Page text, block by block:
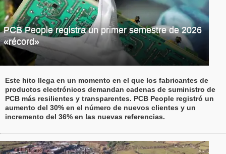
PCB People registra un primer semestre de 2026
«récord»
Este hito llega en un momento en el que los fabricantes de
productos electrónicos demandan cadenas de suministro de
PCB más resilientes y transparentes. PCB People registró un
aumento del 30% en el número de nuevos clientes y un
incremento del 36% en las nuevas referencias.